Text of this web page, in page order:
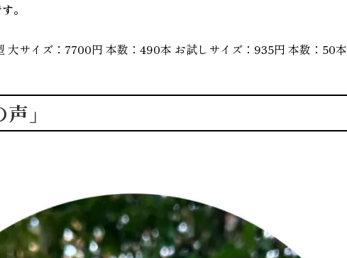
。
大サイズ：7700円 本数：490本 お試しサイズ：935円 本数：50本
」